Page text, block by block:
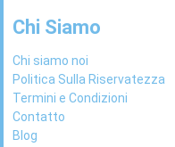
Chi Siamo
Chi siamo noi
Politica Sulla Riservatezza
Termini e Condizioni
Contatto
Blog